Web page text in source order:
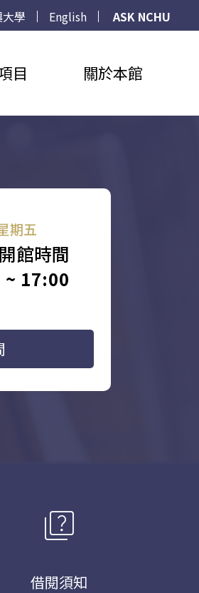
學 English
ASK NCHU
目 關於本館
期五
館時間
~ 17:00
quiz
借閱須知